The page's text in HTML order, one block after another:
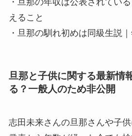
えること
・旦那の馴れ初めは同級生説
旦那と子供に関する最新情
る？一般人のため非公開
志田未来さんの旦那さんや子